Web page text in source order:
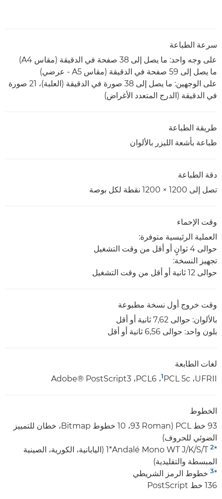
سرعة الطباعة
على وجه واحد: ما يصل إلى 38 صفحة في الدقيقة (مقاس A4)
ما يصل إلى 59 صفحة في الدقيقة (مقاس A5 - عرضي)
على الوجهين: ما يصل إلى 38 صورة في الدقيقة (العلبة)، 21 صورة
في الدقيقة (الدرج المتعدد الأغراض)
طريقة الطباعة
طباعة بأشعة الليزر بالألوان
دقة الطباعة
تصل إلى 1200 × 1200 نقطة لكل بوصة
وقت الإحماء
العملية الرئيسية متوفرة:
حوالى 4 ثوانٍ أو أقل من وقت التشغيل
تجهيز النسخة:
حوالى 12 ثانية أو أقل من وقت التشغيل
وقت خروج أول نسخة مطبوعة
بالألوان: حوالى 7,62 ثانية أو أقل
بلون واحد: حوالى 6,56 ثانية أو أقل
لغات الطابعة
UFRII‏، PCL 5c‏
1‏، PCL6‏، Adobe® PostScript3‏
الخطوط
93 خط PCL ‏(‎93 Roman،‏ ‎10 خطوط Bitmap،‏ خطان للتمييز
الضوئي للحروف)
*
2
‏Andalé Mono WT J/K/S/T‏*1 (اليابانية، الكورية، الصينية
المبسطة والتقليدية)
*
3 خطوط الرمز الشريطي
136 خط PostScript